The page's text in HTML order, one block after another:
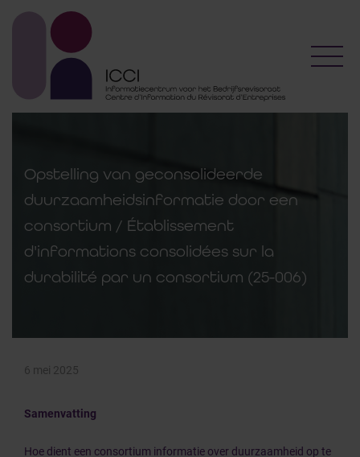
Opstelling van geconsolideerde
duurzaamheidsinformatie door een
consortium / Établissement
d'informations consolidées sur la
durabilité par un consortium (25-006)
6 mei 2025
Samenvatting
Hoe dient een consortium informatie over duurzaamheid op te